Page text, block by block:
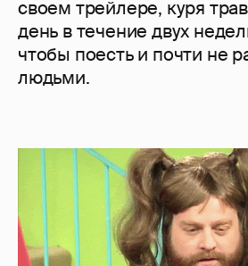
своем трейлере, куря
день в течение двух
чтобы поесть и почти не
людьми.